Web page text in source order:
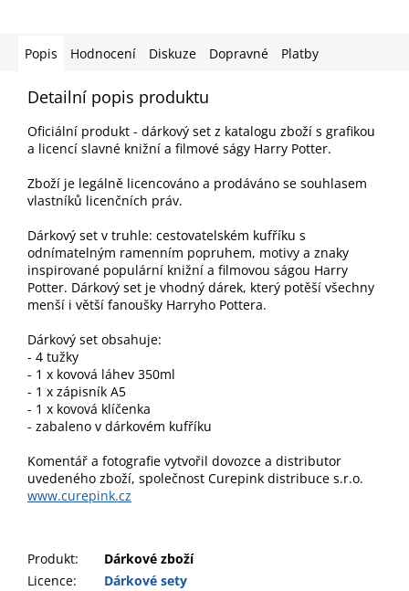
Popis Hodnocení Diskuze Dopravné Platby
Detailní popis produktu
Oficiální produkt - dárkový set z katalogu zboží s grafikou
a licencí slavné knižní a filmové ságy Harry Potter.
Zboží je legálně licencováno a prodáváno se souhlasem
vlastníků licenčních práv.
Dárkový set v truhle: cestovatelském kufříku s
odnímatelným ramenním popruhem, motivy a znaky
inspirované populární knižní a filmovou ságou Harry
Potter. Dárkový set je vhodný dárek, který potěší všechny
menší i větší fanoušky Harryho Pottera.
Dárkový set obsahuje:
- 4 tužky
- 1 x kovová láhev 350ml
- 1 x zápisník A5
- 1 x kovová klíčenka
- zabaleno v dárkovém kufříku
Komentář a fotografie vytvořil dovozce a distributor
uvedeného zboží, společnost Curepink distribuce s.r.o.
www.curepink.cz
Produkt:
Dárkové zboží
Licence:
Dárkové sety